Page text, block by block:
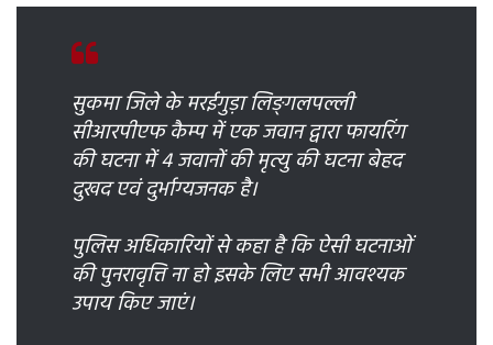
सुकमा जिले के मरईगुड़ा लिङ्गलपल्ली
सीआरपीएफ कैम्प में एक जवान द्वारा फायरिंग
की घटना में 4 जवानों की मृत्यु की घटना बेहद
दुखद एवं दुर्भाग्यजनक है।
पुलिस अधिकारियों से कहा है कि ऐसी घटनाओं
की पुनरावृत्ति ना हो इसके लिए सभी आवश्यक
उपाय किए जाएं।